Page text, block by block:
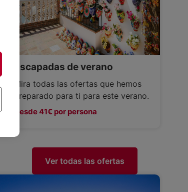
Escapadas de verano
Mira todas las ofertas que hemos
preparado para ti para este verano.
Desde 41€ por persona
Ver todas las ofertas